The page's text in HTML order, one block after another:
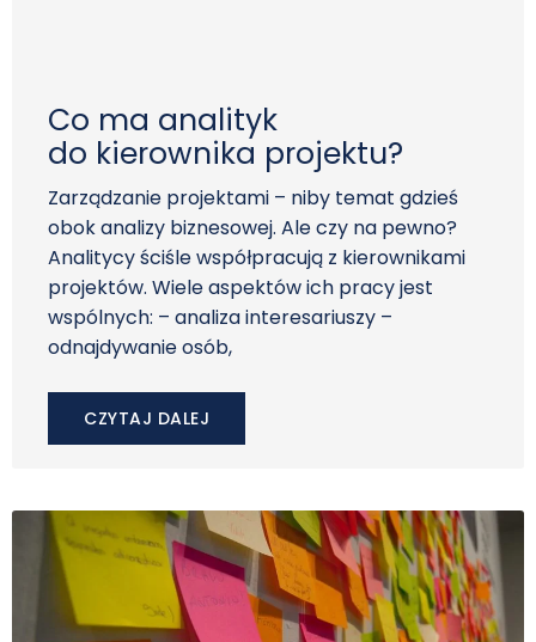
Co ma analityk
do kierownika projektu?
Zarządzanie projektami – niby temat gdzieś
obok analizy biznesowej. Ale czy na pewno?
Analitycy ściśle współpracują z kierownikami
projektów. Wiele aspektów ich pracy jest
wspólnych: – analiza interesariuszy –
odnajdywanie osób,
CZYTAJ DALEJ